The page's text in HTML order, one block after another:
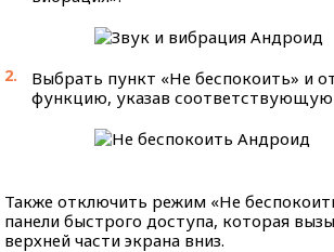
Выбрать пункт «Не беспокоить» и
функцию, указав
Также отключить режим «Не
панели быстрого доступа, которая
верхней части экрана вниз.